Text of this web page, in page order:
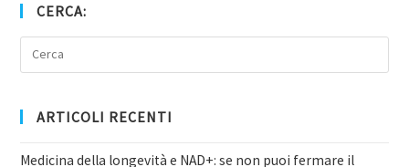
CERCA:
ARTICOLI RECENTI
Medicina della longevità e NAD+: se non puoi fermare il